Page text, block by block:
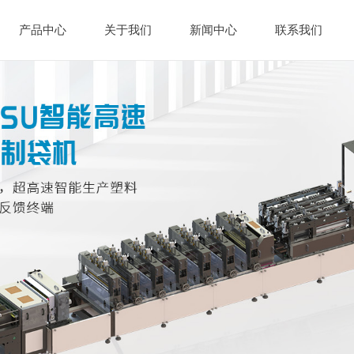
产品中心 关于我们 新闻中心 联系我们